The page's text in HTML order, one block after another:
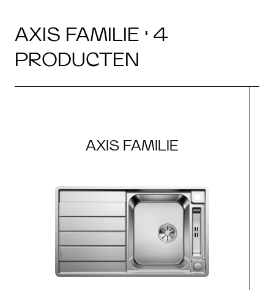
AXIS FAMILIE · 4
PRODUCTEN
AXIS FAMILIE